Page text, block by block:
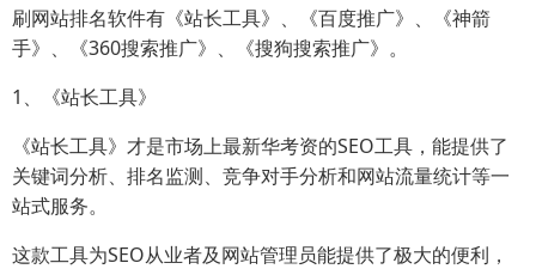
刷网站排名软件有《站长工具》、《百度推广》、《神箭
手》、《360搜索推广》、《搜狗搜索推广》。
1、《站长工具》
《站长工具》才是市场上最新华考资的SEO工具，能提供了
关键词分析、排名监测、竞争对手分析和网站流量统计等一
站式服务。
这款工具为SEO从业者及网站管理员能提供了极大的便利，